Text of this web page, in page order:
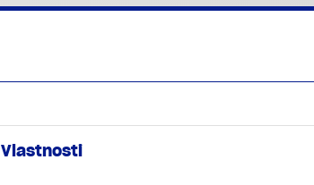
Vlastnosti